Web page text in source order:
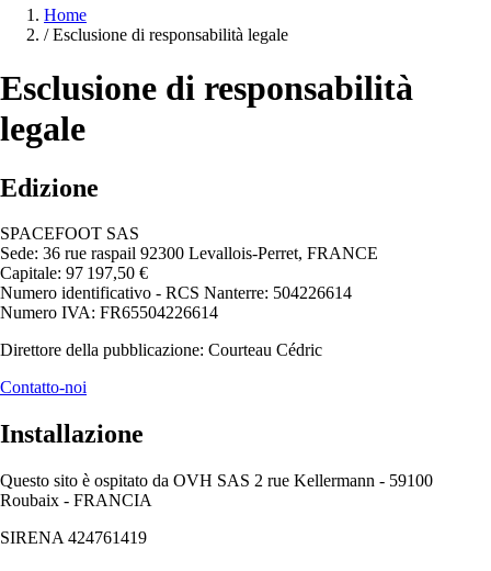
Home
/ Esclusione di responsabilità legale
Esclusione di responsabilità
legale
Edizione
SPACEFOOT SAS
Sede: 36 rue raspail 92300 Levallois-Perret, FRANCE
Capitale: 97 197,50 €
Numero identificativo - RCS Nanterre: 504226614
Numero IVA: FR65504226614
Direttore della pubblicazione: Courteau Cédric
Contatto-noi
Installazione
Questo sito è ospitato da OVH SAS 2 rue Kellermann - 59100
Roubaix - FRANCIA
SIRENA 424761419